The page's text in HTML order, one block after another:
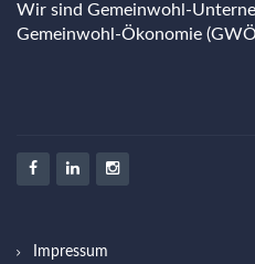
Wir sind Gemeinwohl-
Gemeinwohl-Ökonomie
Impressum